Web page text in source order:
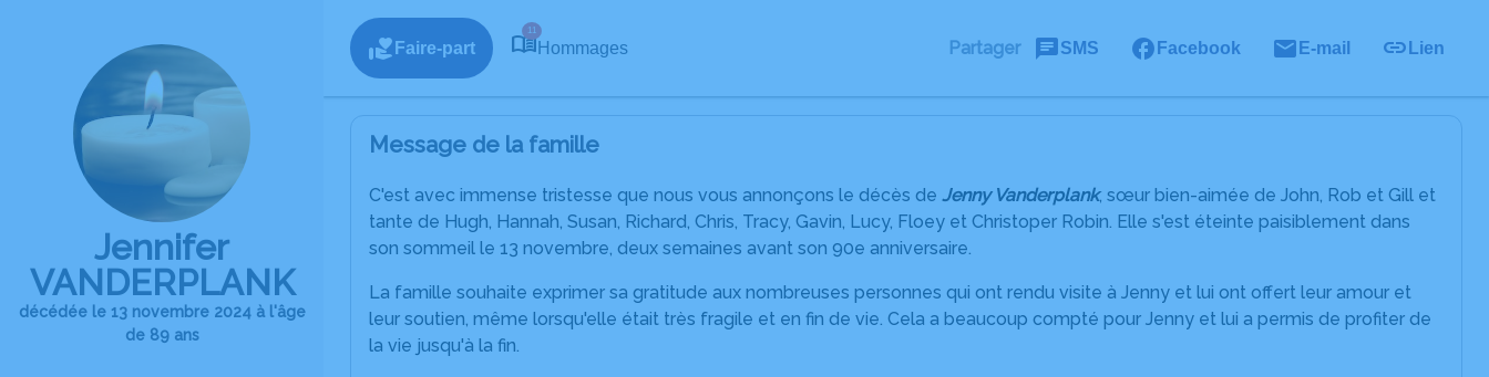
Jennifer
VANDERPLANK
décédée le 13 novembre 2024 à l'âge
de 89 ans
Faire-part
11
Hommages Partager SMS Facebook E-mail Lien
Message de la famille
C'est avec immense tristesse que nous vous annonçons le décès de Jenny Vanderplank, sœur bien-aimée de John, Rob et Gill et
tante de Hugh, Hannah, Susan, Richard, Chris, Tracy, Gavin, Lucy, Floey et Christoper Robin. Elle s'est éteinte paisiblement dans
son sommeil le 13 novembre, deux semaines avant son 90e anniversaire.
La famille souhaite exprimer sa gratitude aux nombreuses personnes qui ont rendu visite à Jenny et lui ont offert leur amour et
leur soutien, même lorsqu'elle était très fragile et en fin de vie. Cela a beaucoup compté pour Jenny et lui a permis de profiter de
la vie jusqu'à la fin.